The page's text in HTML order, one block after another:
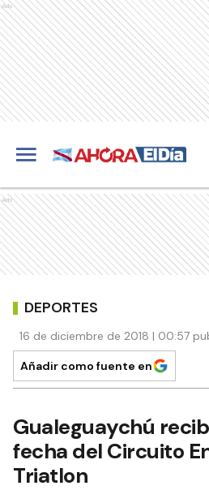
Ads
Ads
DEPORTES
16 de diciembre de 2018 | 00:57
Añadir como fuente en
Gualeguaychú
fecha del Circuito
Triatlon